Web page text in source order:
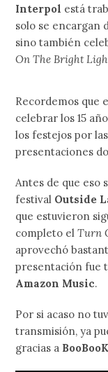
Interpol está
solo se encargan
sino también
On The Bright
Recordemos que
celebrar los 15
los festejos por
presentaciones
Antes de que eso
festival Outside
que estuvieron
completo elTurn
aprovechó
presentación fue
Amazon Music.
Por si acaso no
transmisión, ya
gracias a